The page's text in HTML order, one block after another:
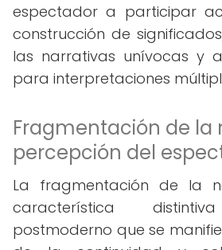
espectador a participar
construcción de
las narrativas unívocas y
para interpretaciones
Fragmentación de la
percepción del
La fragmentación de la
característica
postmoderno que se